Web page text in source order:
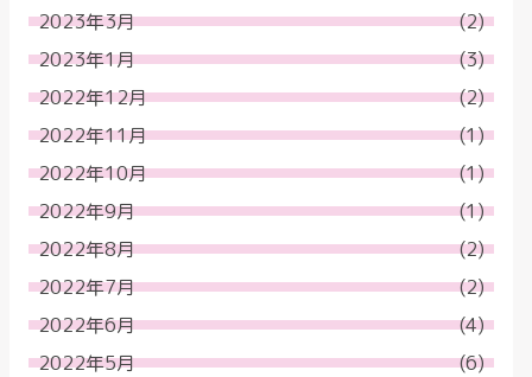
2023年3月
(2)
2023年1月
(3)
2022年12月
(2)
2022年11月
(1)
2022年10月
(1)
2022年9月
(1)
2022年8月
(2)
2022年7月
(2)
2022年6月
(4)
2022年5月
(6)